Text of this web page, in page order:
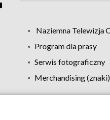
Naziemna Telewizja
Program dla prasy
Serwis fotograficzny
Merchandising (znaki)